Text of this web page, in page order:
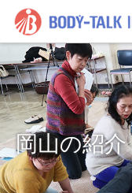
岡山の紹介